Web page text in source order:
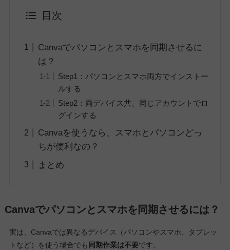
目次
Canvaでパソコンとスマホを同期させるに
は？
Step1：パソコンとスマホ両方でインストー
ルする
Step2：両デバイス共、同じアカウントでロ
グインする
Canvaを使うなら、スマホとパソコンどっ
ちが便利なの？
まとめ
Canvaでパソコンとスマホを同期させるには？
実は、Canvaでは異なるデバイス（パソコンやスマホ、タブレッ
トなど）を使う場合でも 同期作業は不要です。